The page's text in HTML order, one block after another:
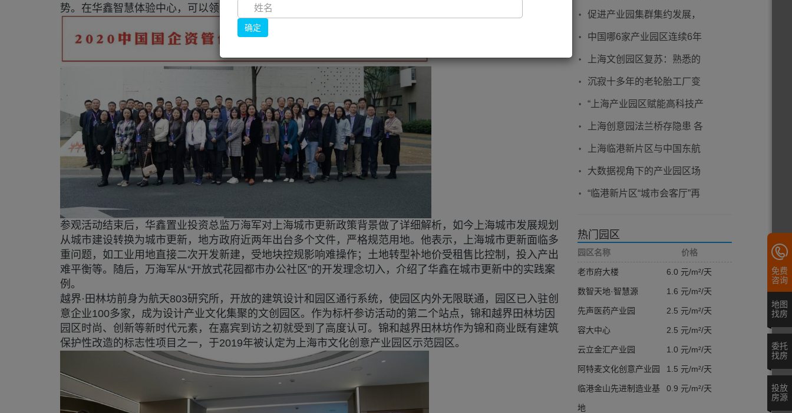
势。在华鑫智慧体验中心，可以领略一流的建筑形态、优质的共享交流空间和野趣自然的景观空间。
参观活动结束后，华鑫置业投资总监万海军对上海城市更新政策背景做了详细解析，如今上海城市发展规划
从城市建设转换为城市更新，地方政府近两年出台多个文件，严格规范用地。他表示，上海城市更新面临多
重问题，如工业用地直接二次开发新建，受地块控规影响难操作；土地转型补地价受租售比控制，投入产出
难平衡等。随后，万海军从“开放式花园都市办公社区”的开发理念切入，介绍了华鑫在城市更新中的实践案
例。
越界·田林坊前身为航天803研究所，开放的建筑设计和园区通行系统，使园区内外无限联通，园区已入驻创
意企业100多家，成为设计产业文化集聚的文创园区。作为标杆参访活动的第二个站点，锦和越界田林坊因
园区时尚、创新等新时代元素，在嘉宾到访之初就受到了高度认可。锦和越界田林坊作为锦和商业既有建筑
保护性改造的标志性项目之一，于2019年被认定为上海市文化创意产业园区示范园区。
成立！
促进产业园集群集约发展，
加快提升开发区能级水平
中国哪6家产业园区连续6年
入选百强榜前10？
上海文创园区复苏：熟悉的
风景里，努力前行的文创人
沉寂十多年的老轮胎工厂变
身科技产业园区！
“上海产业园区赋能高科技产
业专项培训班”日前举办
上海创意园法兰桥存隐患 各
方合力整治解风险
上海临港新片区与中国东航
签署重磅协议 打造面向全球
大数据视角下的产业园区场
景研究（张江高科园区）
“临港新片区“城市会客厅”再
区项目启动”
热门园区
园区名称 价格
老市府大楼 6.0 元/m²/天
数智天地·智慧源 1.6 元/m²/天
先声医药产业园 2.5 元/m²/天
容大中心 2.5 元/m²/天
云立金汇产业园 1.0 元/m²/天
阿特麦文化创意产业园 1.5 元/m²/天
临港金山先进制造业基
地
0.9 元/m²/天
免费
咨询
地图
找房
委托
找房
投放
房源
确定